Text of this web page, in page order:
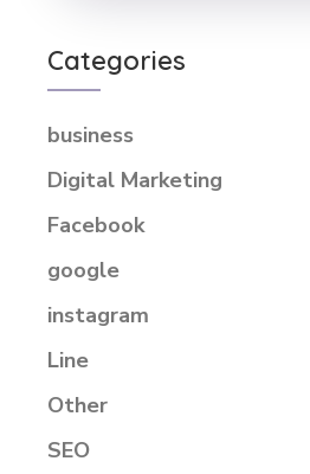
Categories
business
Digital Marketing
Facebook
google
instagram
Line
Other
SEO